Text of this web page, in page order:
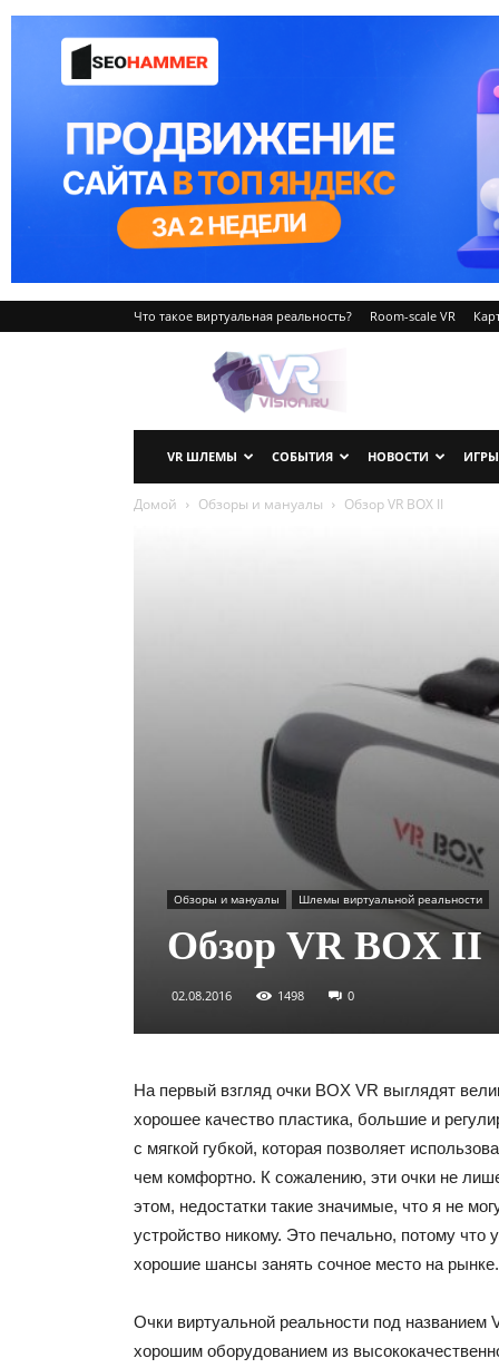
Что такое виртуальная реальность? Room-scale VR
VRvision.ru
VR ШЛЕМЫ СОБЫТИЯ НОВОСТИ ИГРЫ
Домой Обзоры и мануалы Обзор VR BOX II
Обзоры и мануалы Шлемы виртуальной реальности
Обзор VR BOX II
02.08.2016 1498 0
На первый взгляд очки BOX VR выглядят
хорошее качество пластика, большие и
с мягкой губкой, которая позволяет
чем комфортно. К сожалению, эти очки не
этом, недостатки такие значимые, что я не
устройство никому. Это печально, потому что
хорошие шансы занять сочное место на рынке.
Очки виртуальной реальности под названием
хорошим оборудованием из